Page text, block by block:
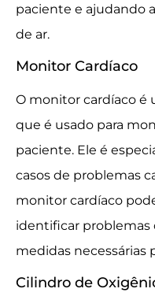
paciente e ajudando
de ar.
Monitor Cardíaco
O monitor cardíaco
que é usado para
paciente. Ele é
casos de problemas
monitor cardíaco
identificar problemas
medidas necessárias
Cilindro de